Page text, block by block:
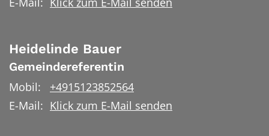
Heidelinde Bauer
Gemeindereferentin
Mobil:
+4915123852564
E-Mail: Klick zum E-Mail senden